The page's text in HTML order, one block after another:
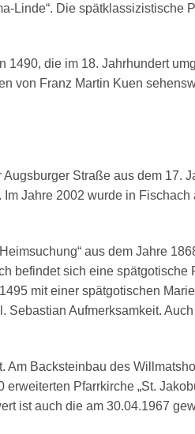
Linde“. Die spätklassizistische
1490, die im 18. Jahrhundert
von Franz Martin Kuen
Straße aus dem 17.
Jahre 2002 wurde in Fischach
aus dem Jahre
befindet sich eine spätgotische
mit einer spätgotischen
Sebastian Aufmerksamkeit.
Am Backsteinbau des
Pfarrkirche „St.
ist auch die am 30.04.1967